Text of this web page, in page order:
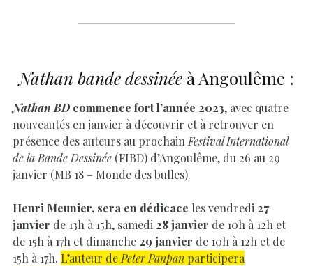
Nathan bande dessinée à Angoulême :
Nathan BD commence fort l’année 2023, avec quatre
nouveautés en janvier à découvrir et à retrouver en
présence des auteurs au prochain Festival International
de la Bande Dessinée (FIBD) d’Angoulême, du 26 au 29
janvier (MB 18 – Monde des bulles).
Henri Meunier, sera en dédicace les vendredi 27
janvier de 13h à 15h, samedi 28 janvier de 10h à 12h et
de 15h à 17h et dimanche 29 janvier de 10h à 12h et de
15h à 17h. L’auteur de Peter Panpan participera